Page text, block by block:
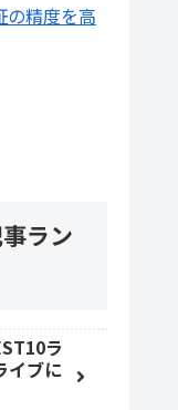
の精度を高
ラン
ラ
イブに